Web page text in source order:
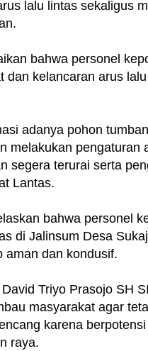
lalu lintas sekaligus
bahwa personel
dan kelancaran arus
adanya pohon
melakukan pengaturan
segera terurai serta
Lantas.
bahwa personel
di Jalinsum Desa
aman dan kondusif.
Triyo Prasojo SH
masyarakat agar
karena
raya.